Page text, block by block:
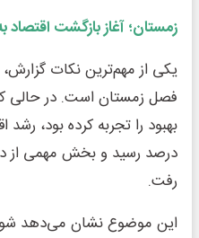
زمستان؛ آغاز بازگشت اقتصاد
یکی از مهم‌ترین نکات
فصل زمستان است. در حالی که
درصد رسید و بخش مهمی از
رفت.
این موضوع نشان می‌دهد